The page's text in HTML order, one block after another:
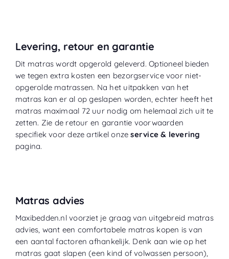
Levering, retour en garantie
Dit matras wordt opgerold geleverd. Optioneel bieden
we tegen extra kosten een bezorgservice voor niet-
opgerolde matrassen. Na het uitpakken van het
matras kan er al op geslapen worden, echter heeft het
matras maximaal 72 uur nodig om helemaal zich uit te
zetten. Zie de retour en garantie voorwaarden
specifiek voor deze artikel onzeservice & levering
pagina.
Matras advies
Maxibedden.nl voorziet je graag van uitgebreid matras
advies, want een comfortabele matras kopen is van
een aantal factoren afhankelijk. Denk aan wie op het
matras gaat slapen (een kind of volwassen persoon),